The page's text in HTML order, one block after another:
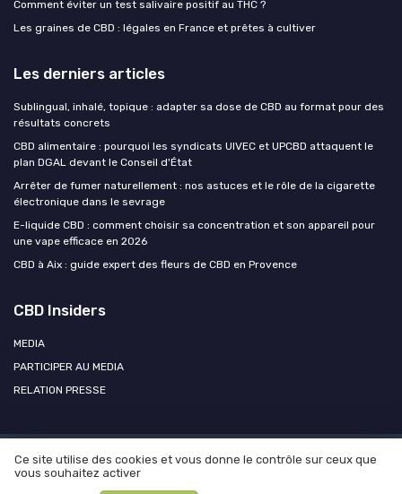
Comment éviter un test salivaire positif au THC ?
Les graines de CBD : légales en France et prêtes à cultiver
Les derniers articles
Sublingual, inhalé, topique : adapter sa dose de CBD au format pour des
résultats concrets
CBD alimentaire : pourquoi les syndicats UIVEC et UPCBD attaquent le
plan DGAL devant le Conseil d'État
Arrêter de fumer naturellement : nos astuces et le rôle de la cigarette
électronique dans le sevrage
E-liquide CBD : comment choisir sa concentration et son appareil pour
une vape efficace en 2026
CBD à Aix : guide expert des fleurs de CBD en Provence
CBD Insiders
MEDIA
PARTICIPER AU MEDIA
RELATION PRESSE
Mentions légales Politique de confidentialité
Participer au
média ?
Ce site utilise des cookies et vous donne le contrôle sur ceux que
vous souhaitez activer